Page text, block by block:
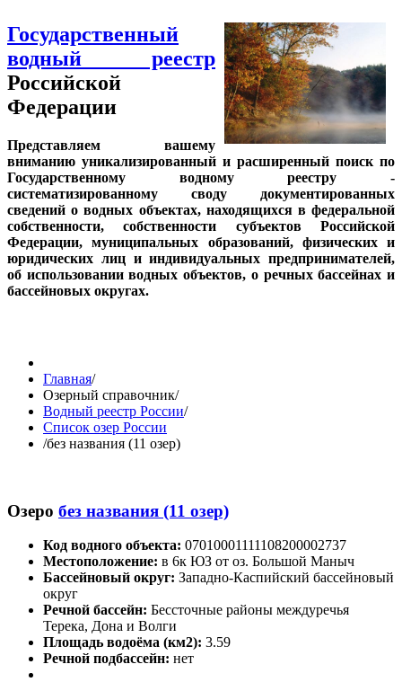
Государственный
водный реестр
Российской
Федерации
Представляем вашему
вниманию уникализированный и расширенный поиск по
Государственному водному реестру -
систематизированному своду документированных
сведений о водных объектах, находящихся в федеральной
собственности, собственности субъектов Российской
Федерации, муниципальных образований, физических и
юридических лиц и индивидуальных предпринимателей,
об использовании водных объектов, о речных бассейнах и
бассейновых округах.
Главная/
Озерный справочник/
Водный реестр России/
Список озер России
/без названия (11 озер)
Озеро без названия (11 озер)
Код водного объекта: 07010001111108200002737
Местоположение: в 6к ЮЗ от оз. Большой Маныч
Бассейновый округ: Западно-Каспийский бассейновый
округ
Речной бассейн: Бессточные районы междуречья
Терека, Дона и Волги
Площадь водоёма (км2): 3.59
Речной подбассейн: нет